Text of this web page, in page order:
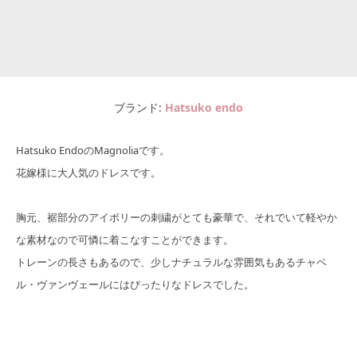
ブランド Hatsuko endo
Hatsuko EndoのMagnoliaです。
花嫁様に大人気のドレスです。
胸元、裾部分のアイボリーの刺繍がとても豪華で、それでいて軽やか
な素材なので可憐に着こなすことができます。
トレーンの長さもあるので、少しナチュラルな雰囲気もあるチャペ
ル・ヴァンヴェールにはぴったりなドレスでした。